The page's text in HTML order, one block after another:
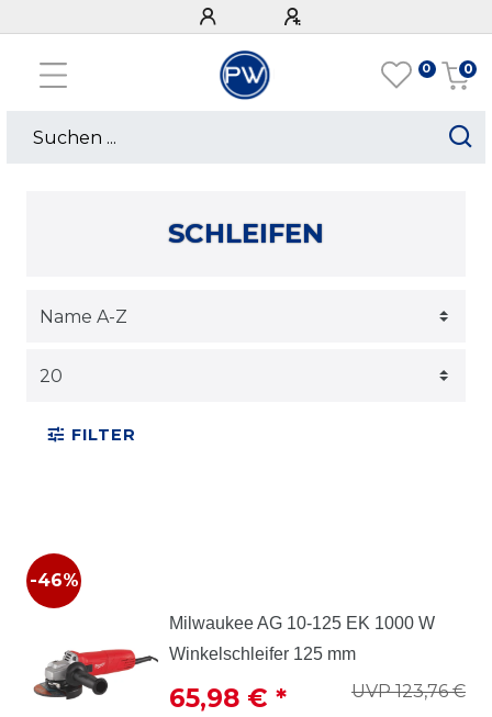
0 0
SCHLEIFEN
FILTER
-46%
Milwaukee AG 10-125 EK 1000 W
Winkelschleifer 125 mm
UVP 123,76 €
65,98 € *